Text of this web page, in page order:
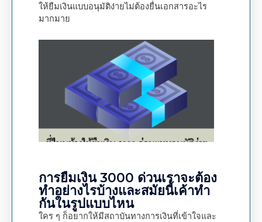
ให้ยืมเงินแบบอนุมัติง่ายไม่ต้องยื่นเอกสารอะไร
มากมาย
การยืมเงิน 3000 ด่วนเราจะต้อง
ทำอย่างไรบ้างและสมัยนี้เค้าทำ
กันในรูปแบบไหน
ใคร ๆ ก็อยากให้มีสถาบันทางการเงินที่เข้าใจและ